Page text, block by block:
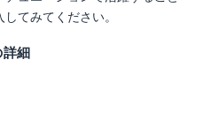
てみてください。
詳細